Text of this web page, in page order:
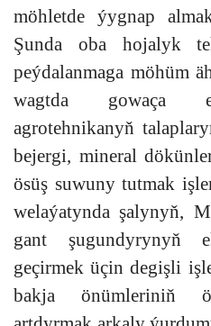
möhletde ýygnap
Şunda oba hojalyk
peýdalanmaga möhüm
wagtda gowaça
agrotehnikanyň
bejergi, mineral
ösüş suwuny tutmak
welaýatynda şalynyň,
gant şugundyrynyň
geçirmek üçin degişli
bakja önümleriniň